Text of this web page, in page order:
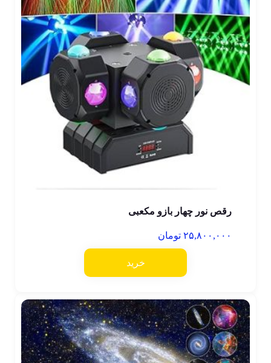
رقص نور چهار بازو مکعبی
۲۵,۸۰۰,۰۰۰ تومان
خرید